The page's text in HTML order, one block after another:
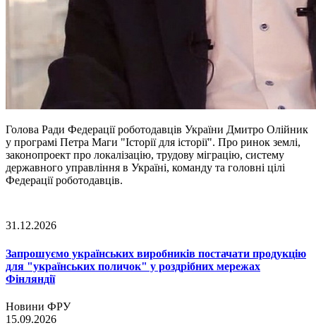
Голова Ради Федерації роботодавців України Дмитро Олійник
у програмі Петра Маги "Історії для історії". Про ринок землі,
законопроект про локалізацію, трудову міграцію, систему
державного управління в Україні, команду та головні цілі
Федерації роботодавців.
31.12.2026
Запрошуємо українських виробників постачати продукцію
для "українських поличок" у роздрібних мережах
Фінляндії
Новини ФРУ
15.09.2026